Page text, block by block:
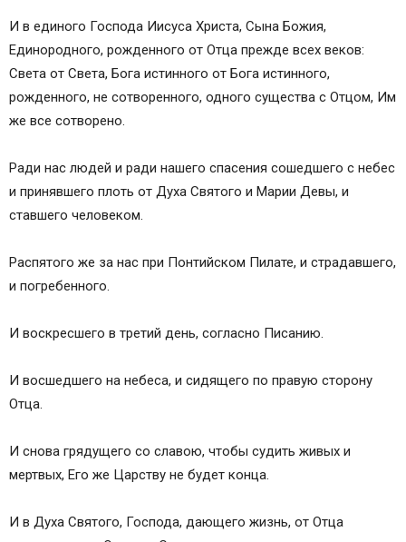
И в единого Господа Иисуса Христа, Сына Божия,
Единородного, рожденного от Отца прежде всех веков:
Света от Света, Бога истинного от Бога истинного,
рожденного, не сотворенного, одного существа с Отцом, Им
же все сотворено.
Ради нас людей и ради нашего спасения сошедшего с небес
и принявшего плоть от Духа Святого и Марии Девы, и
ставшего человеком.
Распятого же за нас при Понтийском Пилате, и страдавшего,
и погребенного.
И воскресшего в третий день, согласно Писанию.
И восшедшего на небеса, и сидящего по правую сторону
Отца.
И снова грядущего со славою, чтобы судить живых и
мертвых, Его же Царству не будет конца.
И в Духа Святого, Господа, дающего жизнь, от Отца